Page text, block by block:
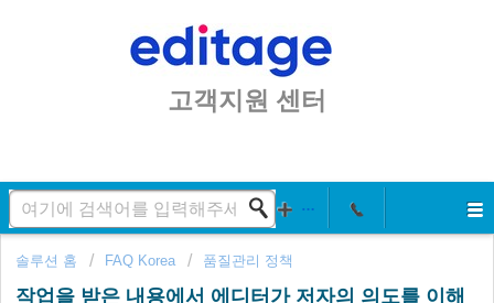
고객지원 센터
솔루션 홈 FAQ Korea 품질관리 정책
작업을 받은 내용에서 에디터가 저자의 의도를 이해